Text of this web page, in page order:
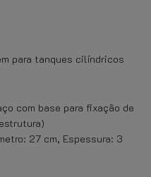
para tanques cilíndricos
com base para fixação de
27 cm, Espessura: 3